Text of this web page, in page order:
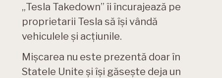
„Tesla Takedown” îi încurajează pe
proprietarii Tesla să își vândă
vehiculele și acțiunile.
Mișcarea nu este prezentă doar în
Statele Unite și își găsește deja un